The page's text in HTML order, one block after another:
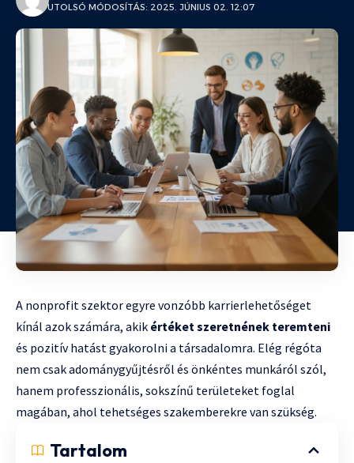
UTOLSÓ MÓDOSÍTÁS: 2025. JÚNIUS 02. 12:07
A nonprofit szektor egyre vonzóbb karrierlehetőséget
kínál azok számára, akik értéket szeretnének teremteni
és pozitív hatást gyakorolni a társadalomra. Elég régóta
nem csak adománygyűjtésről és önkéntes munkáról szól,
hanem professzionális, sokszínű területeket foglal
magában, ahol tehetséges szakemberekre van szükség.
Tartalom